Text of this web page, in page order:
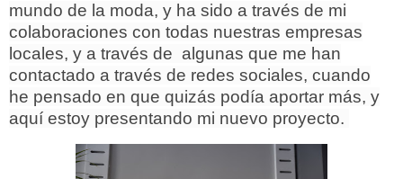
mundo de la moda, y ha sido a través de mi
colaboraciones con todas nuestras empresas
locales, y a través de algunas que me han
contactado a través de redes sociales, cuando
he pensado en que quizás podía aportar más, y
aquí estoy presentando mi nuevo proyecto.